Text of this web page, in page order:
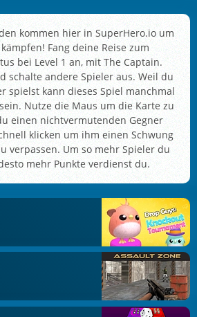
kommen hier in SuperHero.io um
Fang deine Reise zum
bei Level 1 an, mit The Captain.
schalte andere Spieler aus. Weil du
spielst kann dieses Spiel manchmal
Nutze die Maus um die Karte zu
einen nichtvermutenden Gegner
klicken um ihm einen Schwung
verpassen. Um so mehr Spieler du
mehr Punkte verdienst du.